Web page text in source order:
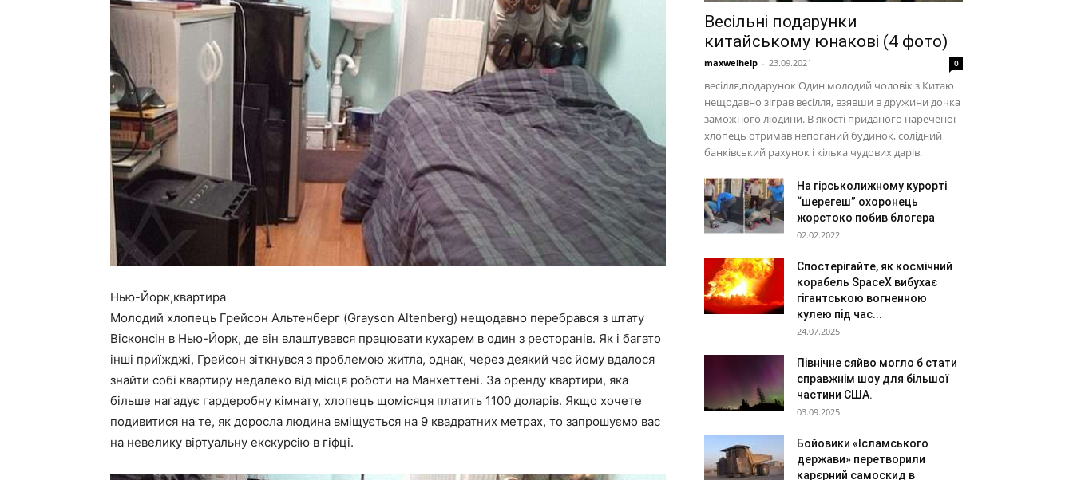
Нью-Йорк,квартира
Молодий хлопець Грейсон Альтенберг (Grayson Altenberg) нещодавно перебрався з штату
Вісконсін в Нью-Йорк, де він влаштувався працювати кухарем в один з ресторанів. Як і багато
інші приїжджі, Грейсон зіткнувся з проблемою житла, однак, через деякий час йому вдалося
знайти собі квартиру недалеко від місця роботи на Манхеттені. За оренду квартири, яка
більше нагадує гардеробну кімнату, хлопець щомісяця платить 1100 доларів. Якщо хочете
подивитися на те, як доросла людина вміщується на 9 квадратних метрах, то запрошуємо вас
на невелику віртуальну екскурсію в гіфці.
Весільні подарунки
китайському юнакові (4 фото)
maxwelhelp - 23.09.2021 0
весілля,подарунок Один молодий чоловік з Китаю
нещодавно зіграв весілля, взявши в дружини дочка
заможного людини. В якості приданого нареченої
хлопець отримав непоганий будинок, солідний
банківський рахунок і кілька чудових дарів.
На гірськолижному курорті
“шерегеш” охоронець
жорстоко побив блогера
02.02.2022
Спостерігайте, як космічний
корабель SpaceX вибухає
гігантською вогненною
кулею під час...
24.07.2025
Північне сяйво могло б стати
справжнім шоу для більшої
частини США.
03.09.2025
Бойовики «Ісламського
держави» перетворили
карєрний самоскид в